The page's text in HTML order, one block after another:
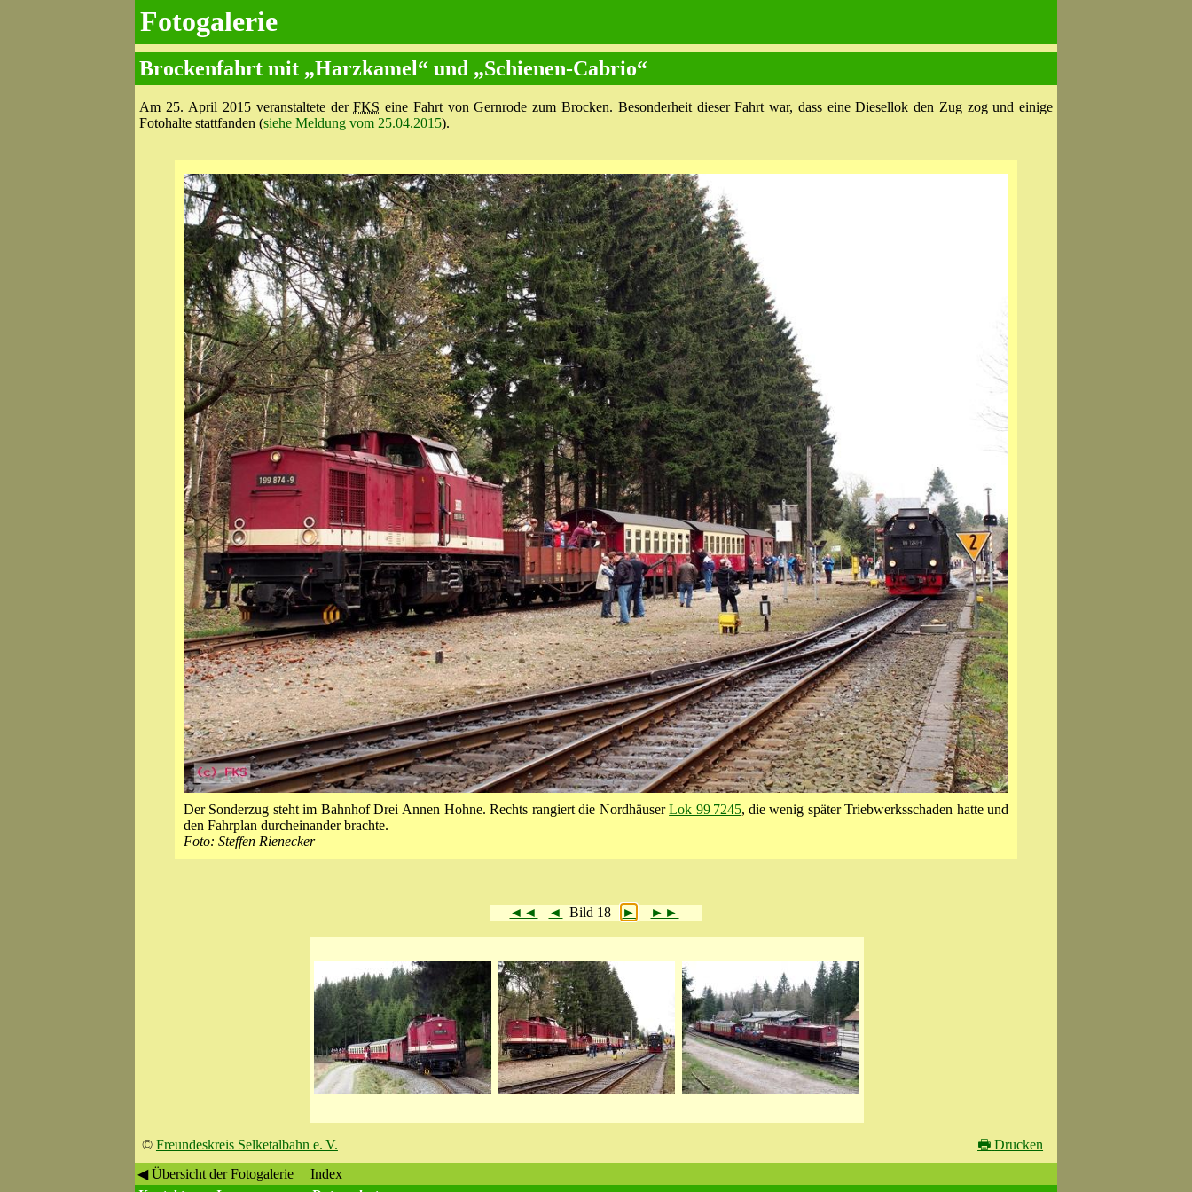
Fotogalerie
Brockenfahrt mit „Harzkamel“ und „Schienen-Cabrio“
Am 25. April 2015 veranstaltete derFKS eine Fahrt von Gernrode zum Brocken. Besonderheit dieser Fahrt war, dass eine Diesellok den Zug zog und einige
Fotohalte stattfanden (siehe Meldung vom 25.04.2015).
Der Sonderzug steht im Bahnhof Drei Annen Hohne. Rechts rangiert die NordhäuserLok 99 7245, die wenig später Triebwerksschaden hatte und
den Fahrplan durcheinander brachte.
Foto: Steffen Rienecker
◄◄ ◄ Bild 18 ► ►►
© Freundeskreis Selketalbahn e. V. 🖶 Drucken
◀ Übersicht der Fotogalerie |Index